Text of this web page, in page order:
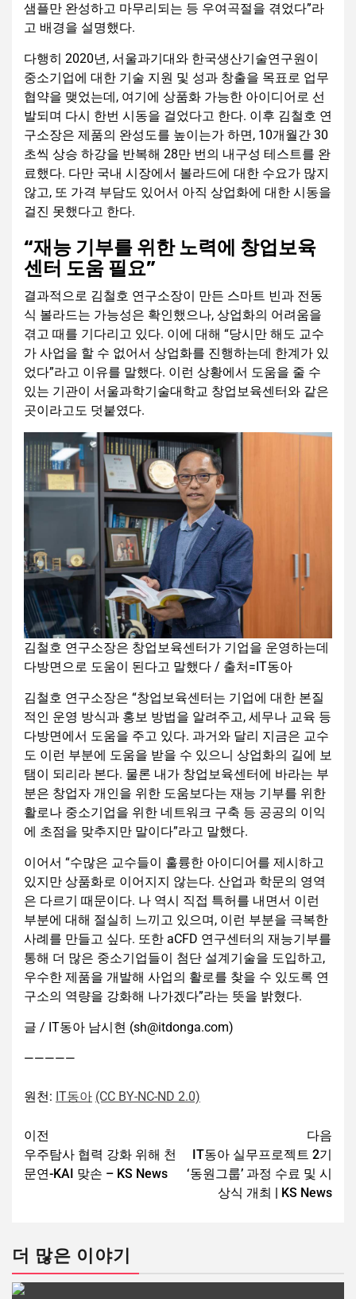
샘플만 완성하고 마무리되는 등 우여곡절을 겪었다”라
고 배경을 설명했다.
다행히 2020년, 서울과기대와 한국생산기술연구원이
중소기업에 대한 기술 지원 및 성과 창출을 목표로 업무
협약을 맺었는데, 여기에 상품화 가능한 아이디어로 선
발되며 다시 한번 시동을 걸었다고 한다. 이후 김철호 연
구소장은 제품의 완성도를 높이는가 하면, 10개월간 30
초씩 상승 하강을 반복해 28만 번의 내구성 테스트를 완
료했다. 다만 국내 시장에서 볼라드에 대한 수요가 많지
않고, 또 가격 부담도 있어서 아직 상업화에 대한 시동을
걸진 못했다고 한다.
“재능 기부를 위한 노력에 창업보육
센터 도움 필요”
결과적으로 김철호 연구소장이 만든 스마트 빈과 전동
식 볼라드는 가능성은 확인했으나, 상업화의 어려움을
겪고 때를 기다리고 있다. 이에 대해 “당시만 해도 교수
가 사업을 할 수 없어서 상업화를 진행하는데 한계가 있
었다”라고 이유를 말했다. 이런 상황에서 도움을 줄 수
있는 기관이 서울과학기술대학교 창업보육센터와 같은
곳이라고도 덧붙였다.
김철호 연구소장은 창업보육센터가 기업을 운영하는데
다방면으로 도움이 된다고 말했다 / 출처=IT동아
김철호 연구소장은 “창업보육센터는 기업에 대한 본질
적인 운영 방식과 홍보 방법을 알려주고, 세무나 교육 등
다방면에서 도움을 주고 있다. 과거와 달리 지금은 교수
도 이런 부분에 도움을 받을 수 있으니 상업화의 길에 보
탬이 되리라 본다. 물론 내가 창업보육센터에 바라는 부
분은 창업자 개인을 위한 도움보다는 재능 기부를 위한
활로나 중소기업을 위한 네트워크 구축 등 공공의 이익
에 초점을 맞추지만 말이다”라고 말했다.
이어서 “수많은 교수들이 훌륭한 아이디어를 제시하고
있지만 상품화로 이어지지 않는다. 산업과 학문의 영역
은 다르기 때문이다. 나 역시 직접 특허를 내면서 이런
부분에 대해 절실히 느끼고 있으며, 이런 부분을 극복한
사례를 만들고 싶다. 또한 aCFD 연구센터의 재능기부를
통해 더 많은 중소기업들이 첨단 설계기술을 도입하고,
우수한 제품을 개발해 사업의 활로를 찾을 수 있도록 연
구소의 역량을 강화해 나가겠다”라는 뜻을 밝혔다.
글 / IT동아 남시현 (sh@itdonga.com)
—————
원천: IT동아 (CC BY-NC-ND 2.0)
이전
우주탐사 협력 강화 위해 천
문연-KAI 맞손 – KS News
다음
IT동아 실무프로젝트 2기
‘동원그룹’ 과정 수료 및 시
상식 개최 | KS News
더 많은 이야기